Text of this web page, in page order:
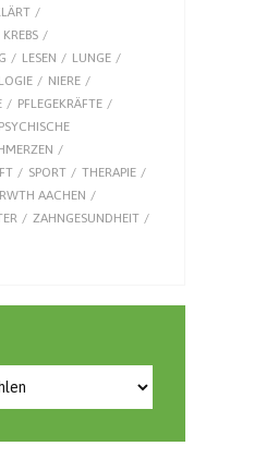
KREBS
LESEN
LUNGE
NIERE
PFLEGEKRÄFTE
PSYCHISCHE
SPORT
THERAPIE
AACHEN
ZAHNGESUNDHEIT